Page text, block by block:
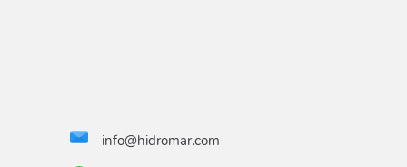
info@hidromar.com